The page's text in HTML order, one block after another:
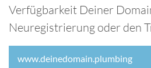
Verfügbarkeit Deiner
Neuregistrierung oder den